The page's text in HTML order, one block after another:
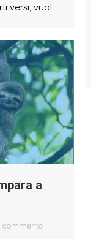
versi, vuol…
a
commento